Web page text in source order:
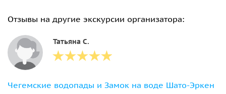
Отзывы на другие экскурсии организатора:
Татьяна С.
Чегемские водопады и Замок на воде Шато-Эркен